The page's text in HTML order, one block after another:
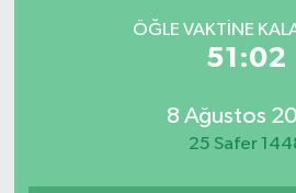
ÖĞLE VAKTINE
51:02
8 Ağustos
25 Safer
Süper Lig Puan Durumu ve